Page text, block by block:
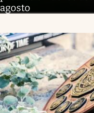
agosto